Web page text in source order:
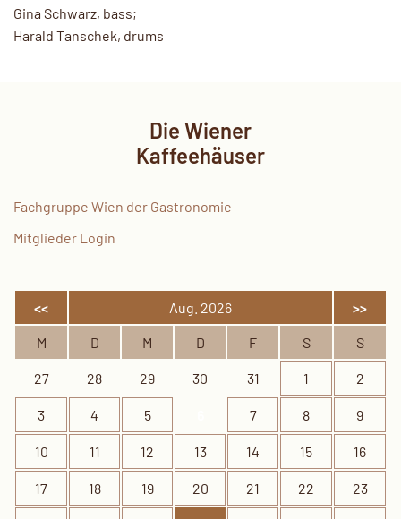
Gina Schwarz, bass;
Harald Tanschek, drums
Die Wiener
Kaffeehäuser
Fachgruppe Wien der Gastronomie
Mitglieder Login
<< Aug. 2026 >>
M D M D F S S
27 28 29 30 31 1 2
3 4 5 7 8 9
10 11 12 13 14 15 16
17 18 19 20 21 22 23